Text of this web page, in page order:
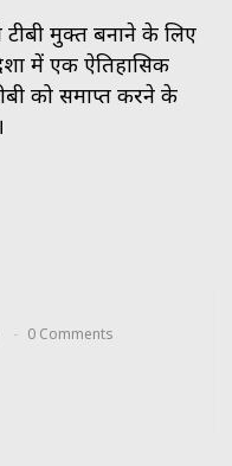
टीबी मुक्त बनाने के लिए
में एक ऐतिहासिक
को समाप्त करने के
0 Comments